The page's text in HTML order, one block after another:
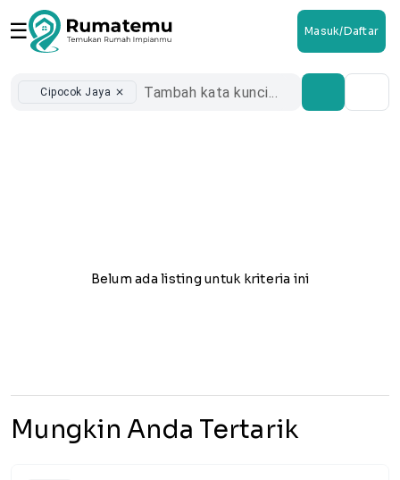
☰ Masuk/Daftar
Cipocok Jaya close
Belum ada listing untuk kriteria ini
Mungkin Anda Tertarik